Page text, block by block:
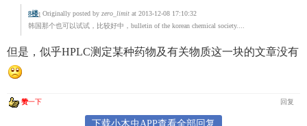
8楼: Originally posted by zero_limit at 2013-12-08 17:10:32
韩国那个也可以试试，比较好中，bulletin of the korean chemical society....
但是，似乎HPLC测定某种药物及有关物质这一块的文章没有
赞一下 回复
下载小木虫APP查看全部回复